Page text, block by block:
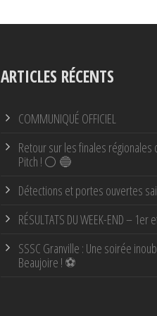
ARTICLES RÉCENTS
COMMUNIQUÉ OFFICIEL
Retour sur les finales régionales
Pitch ! ⚪ 🔵
Détections et portes ouvertes
RÉSULTATS DU WEEK-END –
SSSC Granville : Une soirée
Beaujoire ! ⚽